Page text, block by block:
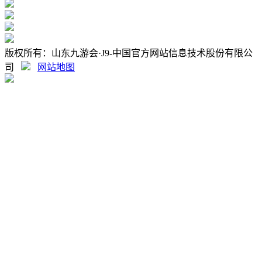
版权所有：山东九游会·J9-中国官方网站信息技术股份有限公
司
网站地图